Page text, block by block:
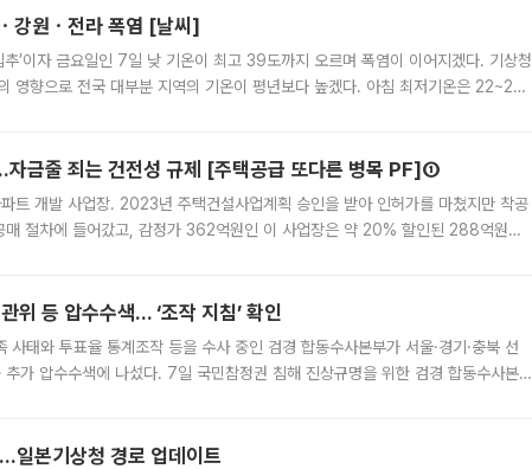
강원ㆍ전라 폭염 [날씨]
추’이자 금요일인 7일 낮 기온이 최고 39도까지 오르며 폭염이 이어지겠다. 기상청
영향으로 전국 대부분 지역의 기온이 평년보다 높겠다. 아침 최저기온은 22~27
금줄 죄는 건전성 규제 [주택공급 또다른 병목 PF]①
트 개발 사업장. 2023년 주택건설사업계획 승인을 받아 인허가를 마쳤지만 착공
매 절차에 들어갔고, 감정가 362억원인 이 사업장은 약 20% 할인된 288억원에
위 등 압수수색… ‘조작 지침’ 확인
태와 투표율 통계조작 등을 수사 중인 검경 합동수사본부가 서울·경기·충북 선
가 압수수색에 나섰다. 7일 국민참정권 침해 진상규명을 위한 검경 합동수사본
일본기상청 경로 업데이트